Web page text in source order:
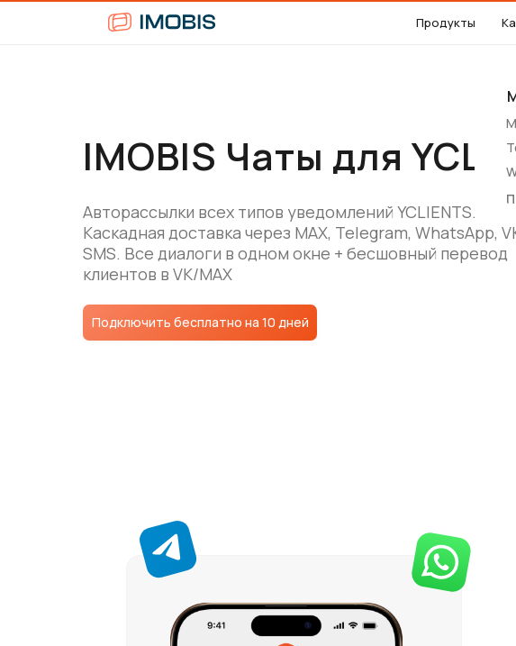
Продукты
Подключить бесплатно на 10 дней
Авторассылки всех типов уведомлений YCLIENTS.
Каскадная доставка через MAX, Telegram, WhatsApp,
SMS. Все диалоги в одном окне + бесшовный перевод
клиентов в VK/MAX
IMOBIS Чаты для